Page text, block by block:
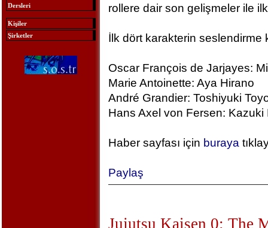
Dersleri
Kişiler
Şirketler
rollere dair son gelişmeler ile ilk
İlk dört karakterin seslendirme
Oscar François de Jarjayes:
Marie Antoinette: Aya Hirano
André Grandier: Toshiyuki
Hans Axel von Fersen: Kazuki
Haber sayfası için buraya
Paylaş
Jujutsu Kaisen 0: The